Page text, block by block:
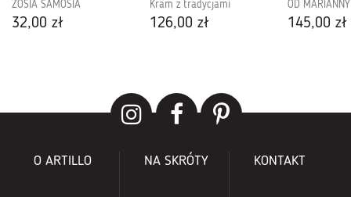
ZOSIA SAMOSIA
32,00 zł
Kram z tradycjami
126,00 zł
OD MARIANNY
145,00 zł
O ARTILLO NA SKRÓTY KONTAKT